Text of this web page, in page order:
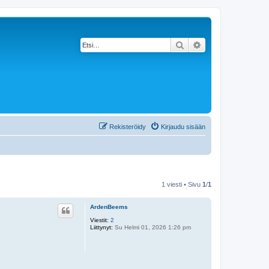
Etsi
Kirjaudu sisään
Rekisteröidy
1 viesti • Sivu 1/1
ArdenBeems
Viestit: 2
Liittynyt: Su Helmi 01, 2026 1:26 pm